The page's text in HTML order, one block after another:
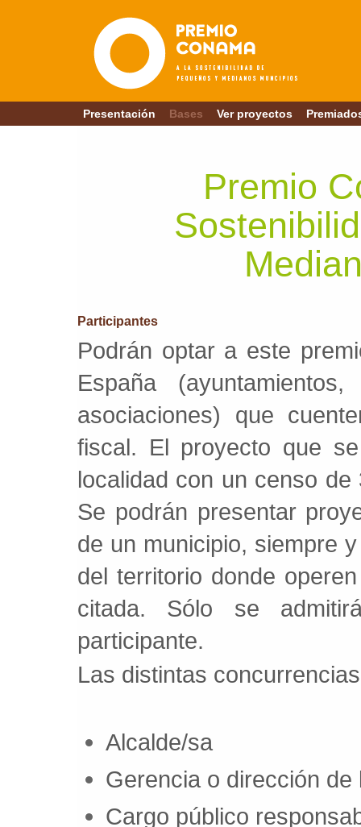
Presentación Bases Ver proyectos
Premio
Participantes
Podrán optar a este
España
asociaciones) que
fiscal. El proyecto que
localidad con un censo
Se podrán presentar
de un municipio, siempre
del territorio donde
citada. Sólo se
participante.
Las distintas
Alcalde/sa
Gerencia o dirección
Cargo público